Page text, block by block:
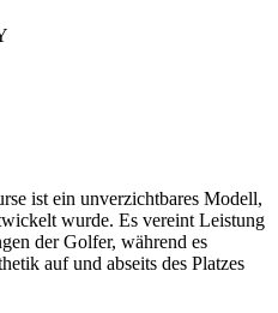
ist ein unverzichtbares Modell,
wurde. Es vereint Leistung
der Golfer, während es
auf und abseits des Platzes